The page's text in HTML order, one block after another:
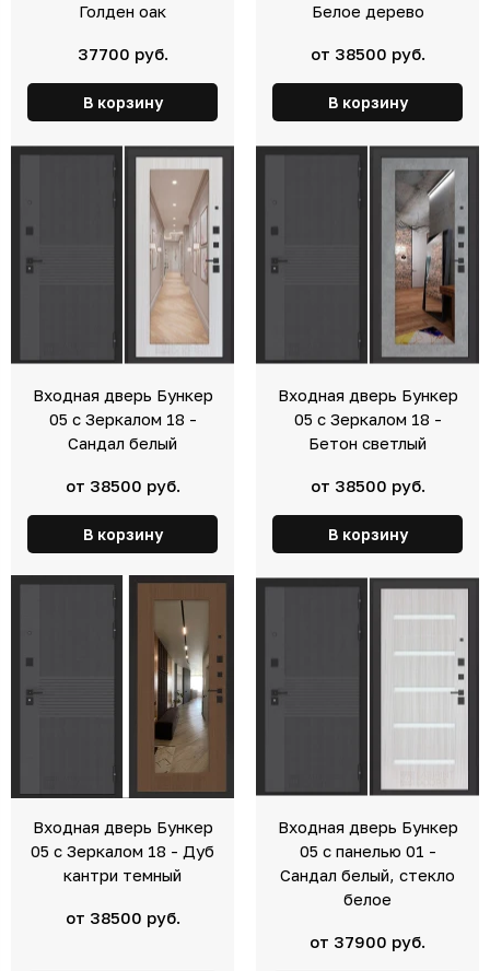
Голден оак
37700 руб.
В корзину
Белое дерево
от 38500 руб.
В корзину
Входная дверь Бункер
05 с Зеркалом 18 -
Сандал белый
от 38500 руб.
В корзину
Входная дверь Бункер
05 с Зеркалом 18 -
Бетон светлый
от 38500 руб.
В корзину
Входная дверь Бункер
05 с Зеркалом 18 - Дуб
кантри темный
от 38500 руб.
Входная дверь Бункер
05 с панелью 01 -
Сандал белый, стекло
белое
от 37900 руб.